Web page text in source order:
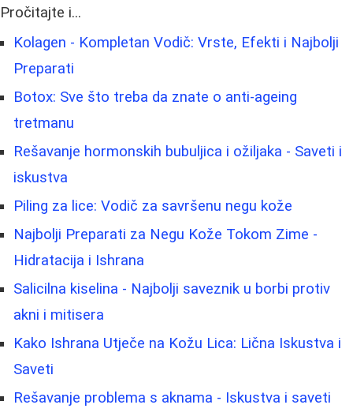
Pročitajte i...
Kolagen - Kompletan Vodič: Vrste, Efekti i Najbolji
Preparati
Botox: Sve što treba da znate o anti-ageing
tretmanu
Rešavanje hormonskih bubuljica i ožiljaka - Saveti i
iskustva
Piling za lice: Vodič za savršenu negu kože
Najbolji Preparati za Negu Kože Tokom Zime -
Hidratacija i Ishrana
Salicilna kiselina - Najbolji saveznik u borbi protiv
akni i mitisera
Kako Ishrana Utječe na Kožu Lica: Lična Iskustva i
Saveti
Rešavanje problema s aknama - Iskustva i saveti